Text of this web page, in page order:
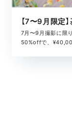
7月〜9月撮影に限
50%offで、